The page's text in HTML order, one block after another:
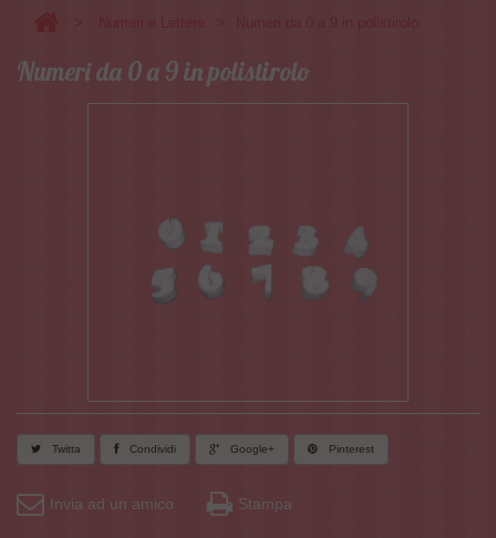
Numeri da 0 a 9 in polistirolo
Twitta Condividi Google+ Pinterest
Invia ad un amico Stampa